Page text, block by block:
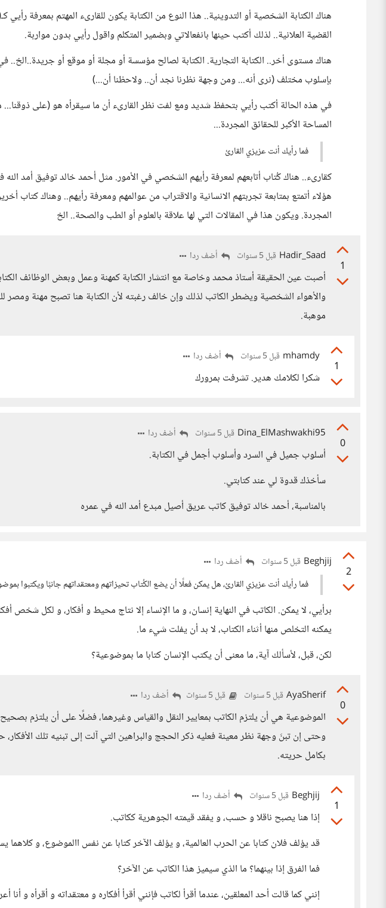
هناك الكتابة الشخصية أو التدوينية.. هذا النوع من الكتابة يكون للقارىء المهتم بمعرفة
القضية العلانية.. لذلك أكتب حينها بانفعالاتي وبضمير المتكلم واقول رأيي بدون مواربة.
هناك مستوى أخر.. الكتابة التجارية. الكتابة لصالح مؤسسة أو مجلة أو موقع أو جريدة..الخ.. في
بإسلوب مختلف (نرى أنه... ومن وجهة نظرنا نجد أن.. ولاحظنا أن...)
في هذه الحالة أكتب رأيي بتحفظ شديد ومع لفت نظر القارىء أن ما سيقرأه هو (على ذوقنا...
المساحة الأكبر للحقائق المجردة...
فما رأيك أنت عزيزي القارئ
كقارىء.. هناك كُتاب أتابعهم لمعرفة رأيهم الشخصي في الأمور. مثل أحمد خالد توفيق أمد
هؤلاء أتمتع بمتابعة تجربتهم الانسانية والاقتراب من عوالمهم ومعرفة رأيهم.. وهناك كتاب
المجردة. ويكون هذا في المقالات التي لها علاقة بالعلوم أو الطب والصحة.. الخ
1
Hadir_Saad قبل 5 سنوات أضف ردا
أصبت عين الحقيقة أستاذ محمد وخاصة مع انتشار الكتابة كمهنة وعمل وبعض الوظائف
والأهواء الشخصية ويضطر الكاتب لذلك وإن خالف رغبته لأن الكتابة هنا تصبح مهنة ومصر
موهبة.
1
mhamdy قبل 5 سنوات أضف ردا
شكرا لكلامك هدير. تشرفت بمرورك
0
Dina_ElMashwakhi95 قبل 5 سنوات أضف ردا
أسلوب جميل في السرد وأسلوب أجمل في الكتابة.
سأخذك قدوة لي عند كتابتي.
بالمناسبة، أحمد خالد توفيق كاتب عريق أصيل مبدع أمد الله في عمره
2
Beghjij قبل 5 سنوات
أضف ردا
فما رأيك أنت عزيزي القارئ، هل يمكن فعلًا أن يضع الكُتاب تحيزاتهم ومعتقداتهم جانبًا ويكتبوا
برأيي، لا يمكن. الكاتب في النهاية إنسان، و ما الإنساء إلا نتاج محيط و أفكار، و لكل شخص
يمكنه التخلص منها أثناء الكتاب، لا بد أن يفلت شيء ما.
لكن، قبل، لأسألك آية، ما معنى أن يكتب الإنسان كتابا ما بموضوعية؟
0
AyaSherif قبل 5 سنوات قبل 5 سنوات أضف ردا
الموضوعية هي أن يلتزم الكاتب بمعايير النقل والقياس وغيرهما، فضلًا على أن يلتزم
وحتى إن تبنَ وجهة نظر معينة فعليه ذكر الحجج والبراهين التي آلت إلى تبنيه تلك الأفكار،
بكامل حريته.
1
Beghjij قبل 5 سنوات أضف ردا
إذا هنا يصبح ناقلا و حسب، و يفقد قيمته الجوهرية ككاتب.
قد يؤلف فلان كتابا عن الحرب العالمية، و يؤلف الآخر كتابا عن نفس االموضوع، و كلاهما
فما الفرق إذا بينهما؟ ما الذي سيميز هذا الكاتب عن الآخر؟
إنني كما قالت أحد المعلقين، عندما أقرأ لكاتب فإنني أقرأ أفكاره و معتقداته و أقرأه و أنا